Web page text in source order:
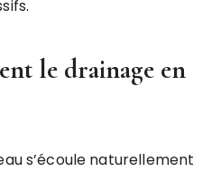
le drainage en
s’écoule naturellement